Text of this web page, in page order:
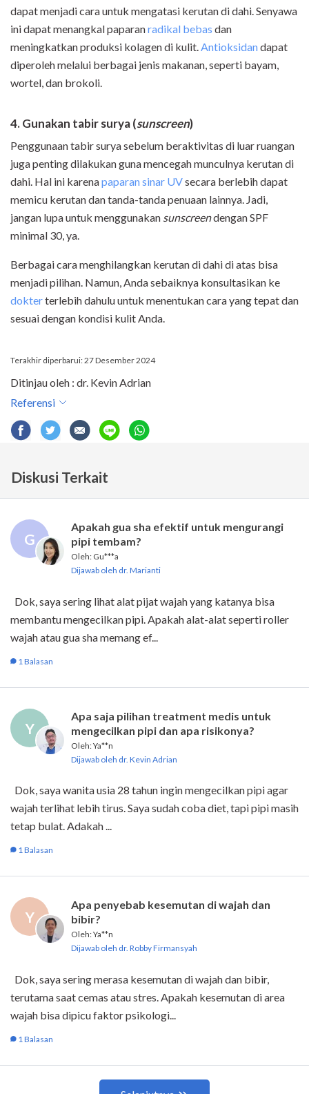
dapat menjadi cara untuk mengatasi kerutan di dahi. Senyawa
ini dapat menangkal paparanradikal bebas dan
meningkatkan produksi kolagen di kulit.Antioksidandapat
diperoleh melalui berbagai jenis makanan, seperti bayam,
wortel, dan brokoli.
4. Gunakan tabir surya (sunscreen)
Penggunaan tabir surya sebelum beraktivitas di luar ruangan
juga penting dilakukan guna mencegah munculnya kerutan di
dahi. Hal ini karenapaparan sinar UVsecara berlebih dapat
memicu kerutan dan tanda-tanda penuaan lainnya. Jadi,
jangan lupa untuk menggunakan sunscreendengan SPF
minimal 30, ya.
Berbagai cara menghilangkan kerutan di dahi di atas bisa
menjadi pilihan. Namun, Anda sebaiknya konsultasikan ke
dokterterlebih dahulu untuk menentukan cara yang tepat dan
sesuai dengan kondisi kulit Anda.
Terakhir diperbarui: 27 Desember 2024